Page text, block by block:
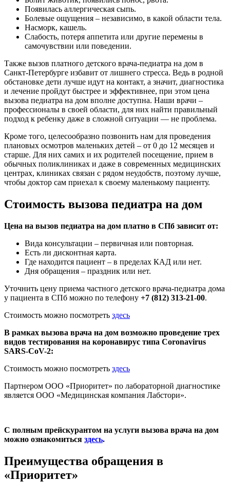
Появилась аллергическая сыпь.
Болевые ощущения – независимо, в какой области тела.
Насморк, кашель.
Слабость, потеря аппетита или другие перемены в
самочувствии или поведении.
Также вызов платного детского врача-педиатра на дом в
Санкт-Петербурге избавит от лишнего стресса. Ведь в родной
обстановке дети лучше идут на контакт, а значит, диагностика
и лечение пройдут быстрее и эффективнее, при этом цена
вызова педиатра на дом вполне доступна. Наши врачи –
профессионалы в своей области, для них найти правильный
подход к ребенку даже в сложной ситуации — не проблема.
Кроме того, целесообразно позвонить нам для проведения
плановых осмотров маленьких детей – от 0 до 12 месяцев и
старше. Для них самих и их родителей посещение, прием в
обычных поликлиниках и даже в современных медицинских
центрах, клиниках связан с рядом неудобств, поэтому лучше,
чтобы доктор сам приехал к своему маленькому пациенту.
Стоимость вызова педиатра на дом
Цена на вызов педиатра на дом платно в СПб зависит от:
Вида консультации – первичная или повторная.
Есть ли дисконтная карта.
Где находится пациент – в пределах КАД или нет.
Дня обращения – праздник или нет.
Уточнить цену приема частного детского врача-педиатра дома
у пациента в СПб можно по телефону +7 (812) 313-21-00.
Стоимость можно посмотреть здесь
В рамках вызова врача на дом возможно проведение трех
видов тестирования на коронавирус типа Coronavirus
SARS-CoV-2:
Стоимость можно посмотреть здесь
Партнером ООО «Приоритет» по лабораторной диагностике
является ООО «Медицинская компания Лабстори».
С полным прейскурантом на услуги вызова врача на дом
можно ознакомиться здесь.
Преимущества обращения в
«Приоритет»